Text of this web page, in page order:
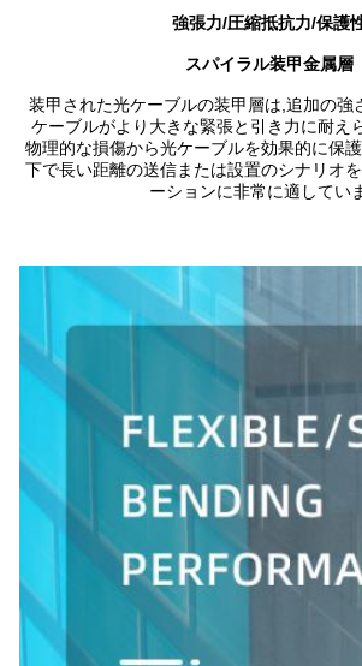
強張力/圧縮抵抗力/保護
スパイラル装甲金属層
装甲された光ケーブルの装甲層は,追加の強
ケーブルがより大きな緊張と引き力に耐え
物理的な損傷から光ケーブルを効果的に保
下で長い距離の送信または設置のシナリオ
ーションに非常に適してい